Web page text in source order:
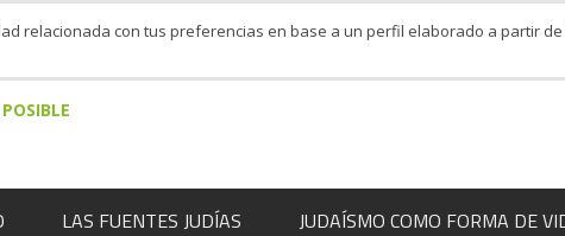
LAS FUENTES JUDÍAS JUDAÍSMO COMO FORMA DE
relacionada con tus preferencias en base a un perfil elaborado a partir